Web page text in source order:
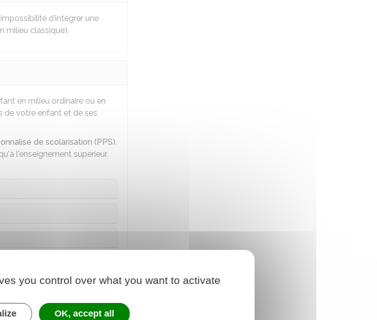
d'intégrer une
milieu classique).
en milieu ordinaire ou en
de votre enfant et de ses
de scolarisation (PPS).
l'enseignement supérieur.
national d'enseignement
you control over what you want to activate
OK, accept all